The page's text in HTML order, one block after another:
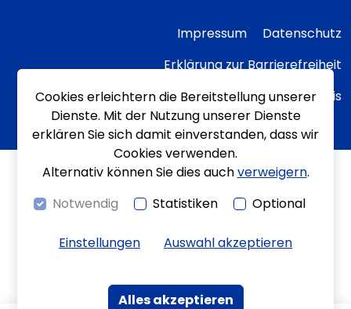
Impressum
Datenschutz
Erklärung zur Barrierefreiheit
Transparenzhinweis
Cookies erleichtern die Bereitstellung unserer
Dienste. Mit der Nutzung unserer Dienste
erklären Sie sich damit einverstanden, dass wir
Cookies verwenden.
Alternativ können Sie dies auchverweigern.
Notwendig
Statistiken Optional
Einstellungen Auswahl akzeptieren
Alles akzeptieren